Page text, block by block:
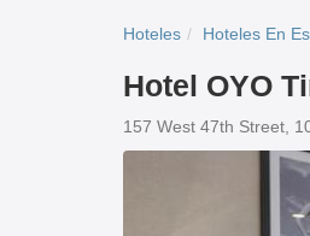
Hoteles Hoteles En
Hotel OYO
157 West 47th Street,